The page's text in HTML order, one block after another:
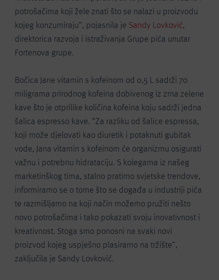
potrošačima koji žele znati što se nalazi u proizvodu
kojeg konzumiraju”, pojasnila je Sandy Lovković,
direktorica razvoja i istraživanja Grupe pića unutar
Fortenova grupe.
Bočica Jane vitamin s kofeinom od 0,5 L sadrži 70
miligrama prirodnog kofeina dobivenog iz zrna zelene
kave što je otprilike količina kofeina koju sadrži jedna
šalica espresso kave. “Za razliku od šalice espressa,
koji može djelovati kao diuretik i potaknuti gubitak
vode, Jana vitamin s kofeinom će organizmu osigurati
važnu i potrebnu hidrataciju. S kolegama iz našeg
marketinškog tima, stalno pratimo svjetske trendove,
informiramo se o tome što se događa u industriji pića
te razmišljamo na koji način možemo pružiti nešto
novo potrošačima i tako pokazati svoju inovativnost i
kreativnost. Stoga smo ponosni na svaki novi
proizvod kojeg uspješno plasiramo na tržište”,
zaključila je Sandy Lovković.